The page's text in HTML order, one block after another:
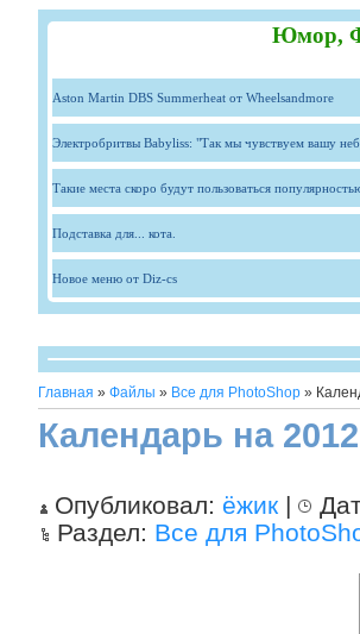
Юмор,
Aston Martin DBS Summerheat от Wheelsandmore
Электробритвы Babyliss: "Так мы чувствуем вашу
Такие места скоро будут пользоваться
Подставка для... кота.
Новое меню от Diz-cs
Главная » Файлы » Все для PhotoShop »
Календарь на
Опубликовал: ёжик |
Раздел: Все для